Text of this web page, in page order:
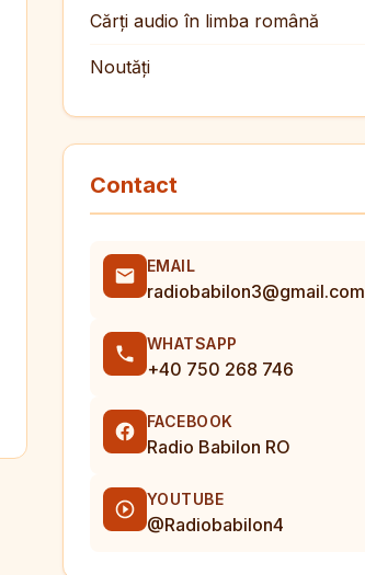
Cărți audio în limba română
Noutăți
Contact
EMAIL
radiobabilon3@gmail.com
WHATSAPP
+40 750 268 746
FACEBOOK
Radio Babilon RO
YOUTUBE
@Radiobabilon4